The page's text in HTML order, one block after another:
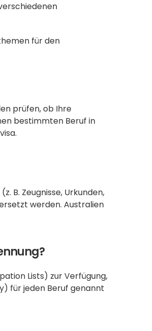
für den
prüfen, ob Ihre
bestimmten Beruf in
B. Zeugnisse, Urkunden,
werden. Australien
Lists) zur Verfügung,
für jeden Beruf genannt